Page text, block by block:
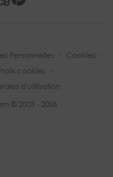
Personnelles - Cookies -
cookies -
d'utilisation
© 2003 - 2026